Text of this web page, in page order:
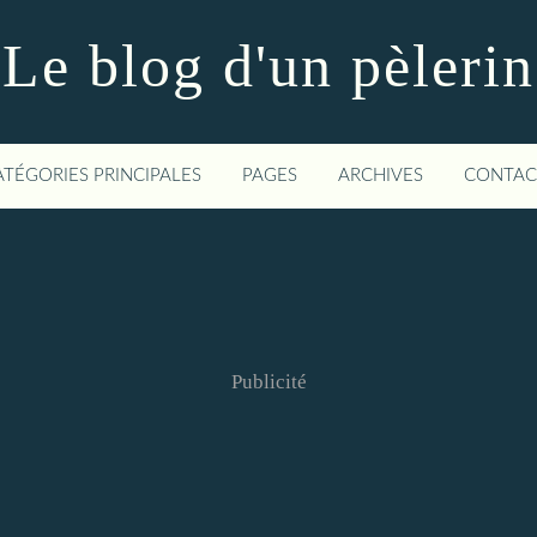
Le blog d'un pèlerin
PRINCIPALES PAGES ARCHIVES
Publicité